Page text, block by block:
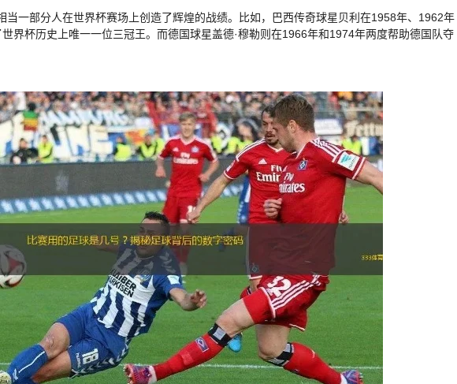
当一部分人在世界杯赛场上创造了辉煌的战绩。比如，巴西传奇球星贝利在1958年、1962年
界杯历史上唯一一位三冠王。而德国球星盖德·穆勒则在1966年和1974年两度帮助德国队夺